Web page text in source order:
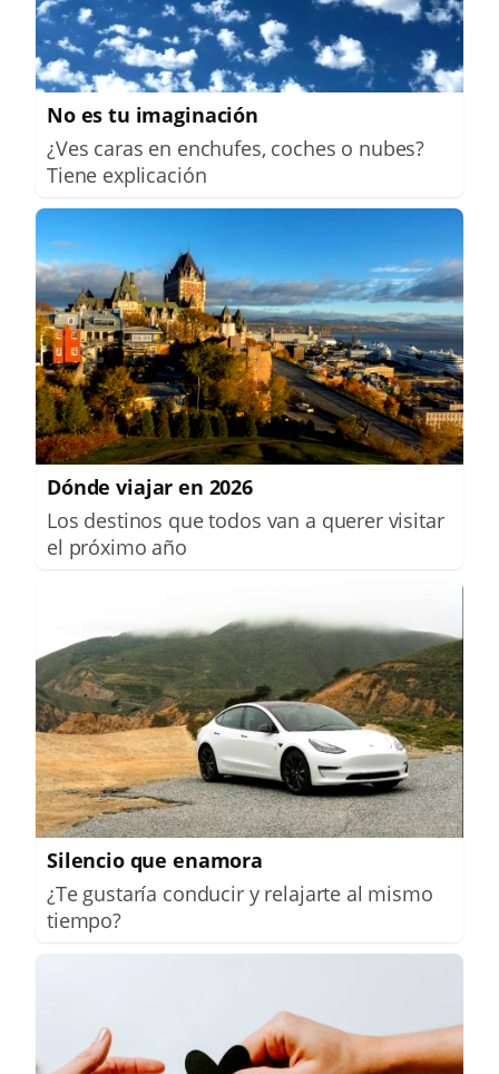
No es tu imaginación
¿Ves caras en enchufes, coches o nubes?
Tiene explicación
Dónde viajar en 2026
Los destinos que todos van a querer visitar
el próximo año
Silencio que enamora
¿Te gustaría conducir y relajarte al mismo
tiempo?